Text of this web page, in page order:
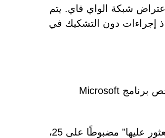
شبكة الواي فاي. يتم
إجراءات دون التشكيك في
بعد التفاعل مع الصفحة، يتم توجيه الزوار إلى واجهة أخرى تحاكي عملية فحص برنامج Microsoft
يعرض الماسح الضوئي المزيف شريط تقدم، وعدادًا لـ "المشاكل التي تم العثور عليها" مضبوطًا على 25،